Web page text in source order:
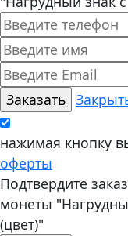
нажимая кнопку
оферты
Подтвердите
монеты
(цвет)"